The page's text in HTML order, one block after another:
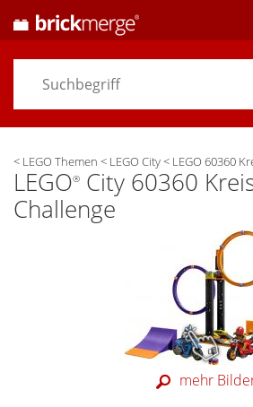
< LEGO Themen < LEGO City< LEGO 60360
LEGO® City 60360
Challenge
mehr
Preisvergleich
Themen/ Händler
Alarme& Wunschlisten